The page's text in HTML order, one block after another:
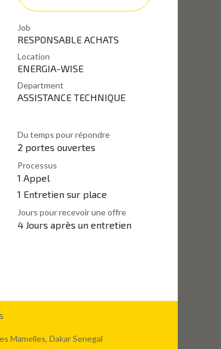
Job
RESPONSABLE ACHATS
Location
ENERGIA-WISE
Department
ASSISTANCE TECHNIQUE
Du temps pour répondre
2 portes ouvertes
Processus
1 Appel
1 Entretien sur place
Jours pour recevoir une offre
4 Jours après un entretien
Mamelles, Dakar Senegal